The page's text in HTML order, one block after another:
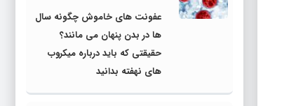
عفونت های خاموش چگونه سال
ها در بدن پنهان می مانند؟
حقیقتی که باید درباره میکروب
های نهفته بدانید